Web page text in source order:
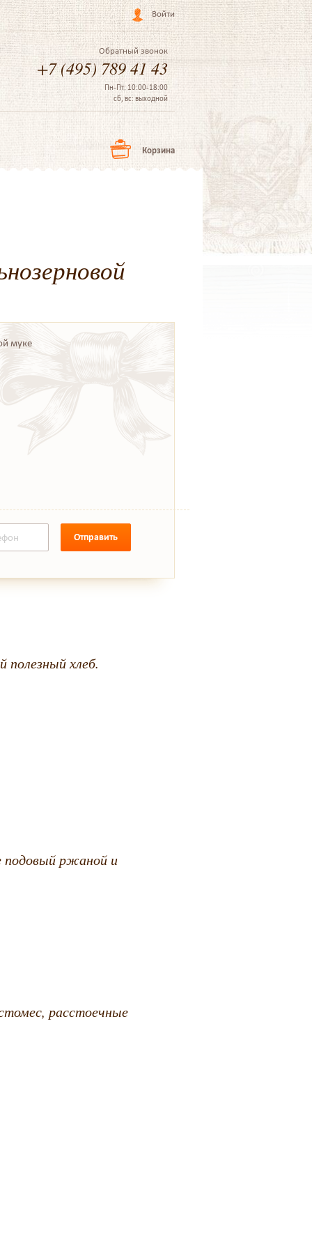
Войти
Обратный звонок
+7 (495) 789 41 43
Пн-Пт: 10:00-18:00
сб, вс: выходной
Корзина
муке
Отправить
хлеб.
подовый ржаной и
расстоечные